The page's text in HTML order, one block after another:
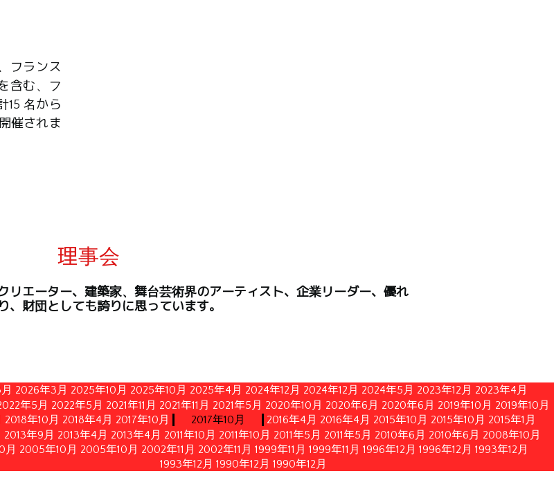
フランス
含む、フ
15 名から
催されま
理事会
リエーター、建築家、舞台芸術界のアーティスト、企業リーダー、優れ
、財団としても誇りに思っています。
2026年3月 2025年10月 2025年10月 2025年4月 2024年12月 2024年12月 2024年5月 2023年12月 2023年4月
年5月 2022年5月 2021年11月 2021年11月 2021年5月 2020年10月 2020年6月 2020年6月 2019年10月 2019年10月
2018年10月 2018年4月 2017年10月 2017年10月 2016年4月 2016年4月 2015年10月 2015年10月 2015年1月
2013年9月 2013年4月 2013年4月 2011年10月 2011年10月 2011年5月 2011年5月 2010年6月 2010年6月 2008年10月
月 2005年10月 2005年10月 2002年11月 2002年11月 1999年11月 1999年11月 1996年12月 1996年12月 1993年12月
1993年12月 1990年12月 1990年12月